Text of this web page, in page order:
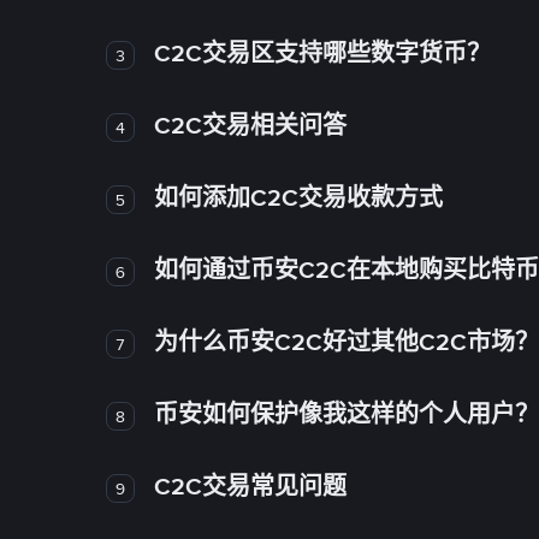
3 C2C交易区支持哪些数字货币？
4 C2C交易相关问答
5 如何添加C2C交易收款方式
6 如何通过币安C2C在本地购买比特
7 为什么币安C2C好过其他C2C市场？
8 币安如何保护像我这样的个人用户？
9 C2C交易常见问题